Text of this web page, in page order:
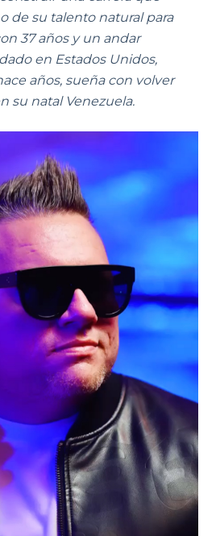
de su talento natural para
37 años y un andar
en Estados Unidos,
años, sueña con volver
su natal Venezuela.